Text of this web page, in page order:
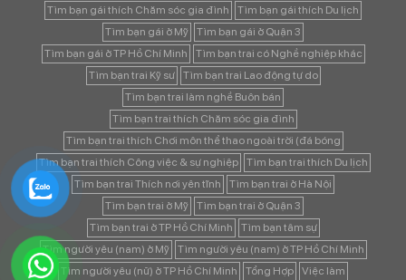
Tìm bạn gái thích Chăm sóc gia đình
Tìm bạn gái thích Du lịch
Tìm bạn gái ở Mỹ
Tìm bạn gái ở Quận 3
Tìm bạn gái ở TP Hồ Chí Minh
Tìm bạn trai có Nghề nghiệp khác
Tìm bạn trai Kỹ sư
Tìm bạn trai Lao động tự do
Tìm bạn trai làm nghề Buôn bán
Tìm bạn trai thích Chăm sóc gia đình
Tìm bạn trai thích Chơi môn thể thao ngoài trời (đá bóng
Tìm bạn trai thích Công việc & sự nghiệp
Tìm bạn trai thích Du lịch
Tìm bạn trai Thích nơi yên tĩnh
Tìm bạn trai ở Hà Nội
Tìm bạn trai ở Mỹ
Tìm bạn trai ở Quận 3
Tìm bạn trai ở TP Hồ Chí Minh
Tìm bạn tâm sự
Tìm người yêu (nam) ở Mỹ
Tìm người yêu (nam) ở TP Hồ Chí Minh
Tìm người yêu (nữ) ở TP Hồ Chí Minh
Tổng Hợp Việc làm